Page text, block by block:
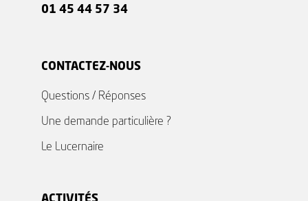
01 45 44 57 34
CONTACTEZ-NOUS
Questions / Réponses
Une demande particulière ?
Le Lucernaire
ACTIVITÉS